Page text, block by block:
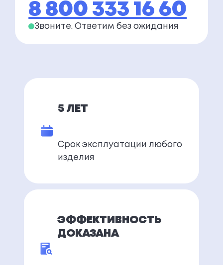
8 800 333 16 60
Звоните. Ответим без ожидания
5 ЛЕТ
Срок эксплуатации любого
изделия
ЭФФЕКТИВНОСТЬ
ДОКАЗАНА